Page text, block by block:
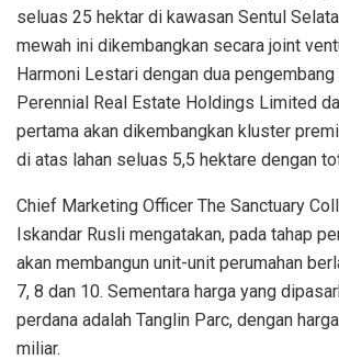
seluas 25 hektar di kawasan Sentul
mewah ini dikembangkan secara joint
Harmoni Lestari dengan dua
Perennial Real Estate Holdings Limited
pertama akan dikembangkan kluster
di atas lahan seluas 5,5 hektare dengan
Chief Marketing Officer The Sanctuary
Iskandar Rusli mengatakan, pada tahap
akan membangun unit-unit perumahan
7, 8 dan 10. Sementara harga yang
perdana adalah Tanglin Parc, dengan
miliar.